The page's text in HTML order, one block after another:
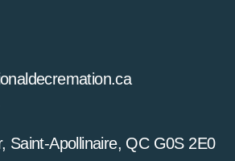
Saint-Apollinaire, QC G0S 2E0